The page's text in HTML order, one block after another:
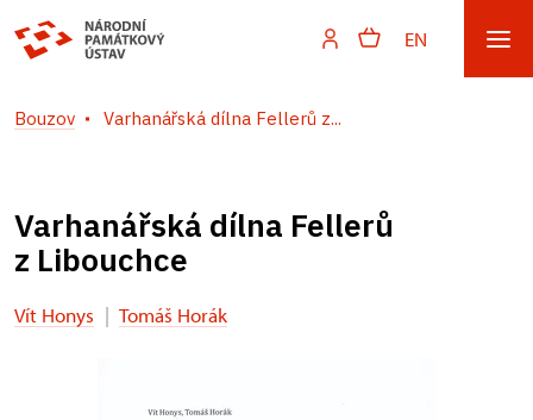
EN
Bouzov Varhanářská dílna Fellerů z...
Varhanářská dílna Fellerů
z Libouchce
Vít Honys | Tomáš Horák